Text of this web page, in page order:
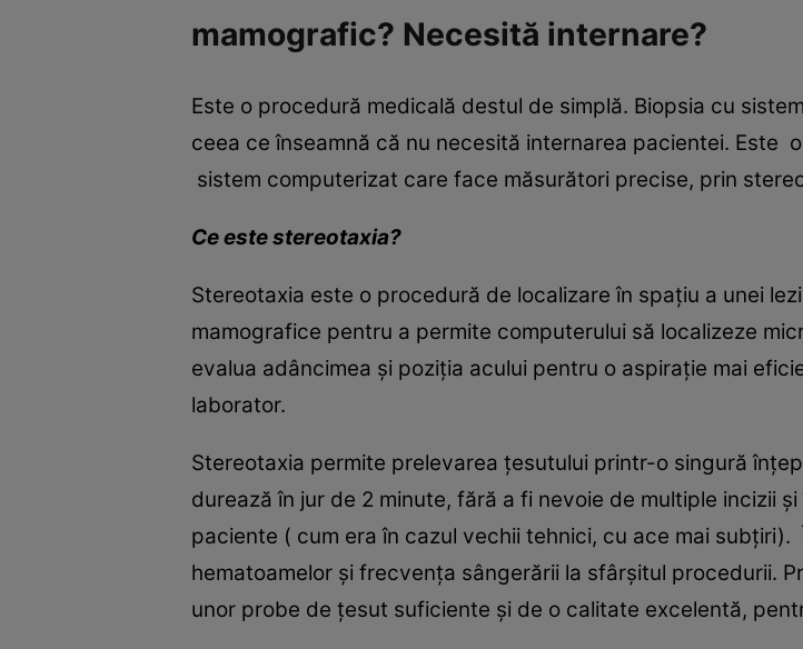
mamografic? Necesită internare?
Este o procedură medicală destul de simplă. Biopsia cu
ceea ce înseamnă că nu necesită internarea pacientei. Este
sistem computerizat care face măsurători precise, prin
Ce estestereotaxia?
Stereotaxia este o procedură de localizare în spațiu a unei
mamografice pentru a permite computerului să localizeze
evalua adâncimea și poziția acului pentru o aspirație mai
laborator.
Stereotaxia permite prelevarea țesutului printr-o singură
durează în jur de 2 minute, fără a fi nevoie de multiple incizii
paciente ( cum era în cazul vechii tehnici, cu ace mai
hematoamelor și frecvența sângerării la sfârșitul procedurii.
unor probe de țesut suficiente și de o calitate excelentă,